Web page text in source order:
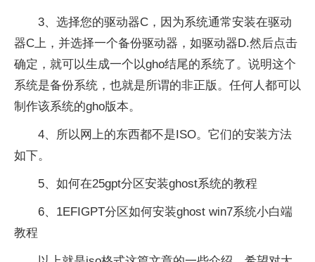
3、选择您的驱动器C，因为系统通常安装在驱动
器C上，并选择一个备份驱动器，如驱动器D.然后点击
确定，就可以生成一个以gho结尾的系统了。说明这个
系统是备份系统，也就是所谓的非正版。任何人都可以
制作该系统的gho版本。
4、所以网上的东西都不是ISO。它们的安装方法
如下。
5、如何在25gpt分区安装ghost系统的教程
6、1EFIGPT分区如何安装ghost win7系统小白端
教程